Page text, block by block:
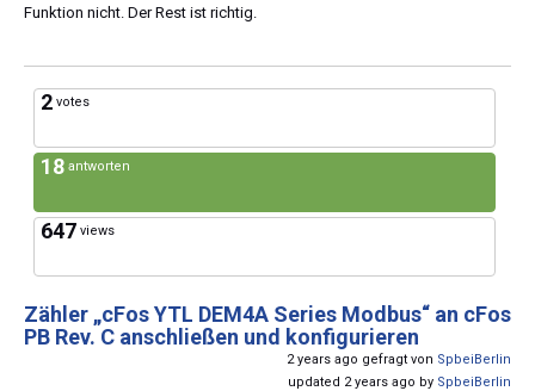
Funktion nicht. Der Rest ist richtig.
2 votes
18 antworten
647 views
Zähler „cFos YTL DEM4A Series Modbus“ an cFos
PB Rev. C anschließen und konfigurieren
2 years ago gefragt von SpbeiBerlin
updated 2 years ago by SpbeiBerlin